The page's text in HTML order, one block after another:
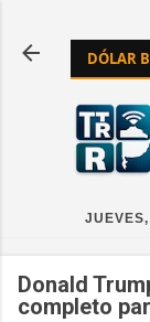
DÓLAR
Donald
completo